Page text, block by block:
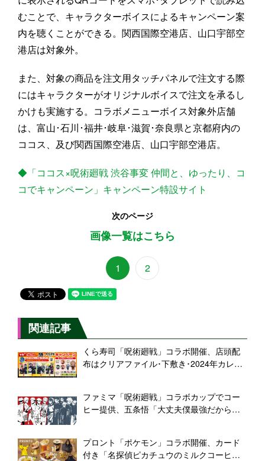
むことで、キャラクターボイスによるキャンペーン案
内を聴くことができる。関西国際空港店、山口宇部空
港店は対象外。
また、対象の商品を注文用タッチパネルで注文する際
にはキャラクターがオリジナルボイスで注文を承るし
かけも実施する。コラボメニューボイス対象外店舗
は、富山･石川･福井･岐阜･滋賀･奈良県と京都府内の
ココス、及び関西国際空港店、山口宇部空港店。
◆「ココス×呪術廻戦 渋谷事変 仲間と、ゆったり、コ
コでキャンペーン」キャンペーン特設サイト
次のページ
画像一覧はこちら
1 2
関連記事
くら寿司「呪術廻戦」コラボ開催、店頭配
布はクリアファイル･下敷き･2024年カレン
も
ファミマ「呪術廻戦」コラボカップでコー
ヒー提供、五条悟「大丈夫僕最強だから」
ァミリーマート
プロント「ポケモン」コラボ開催、カード
付き「名探偵ピカチュウのミルクコーヒ